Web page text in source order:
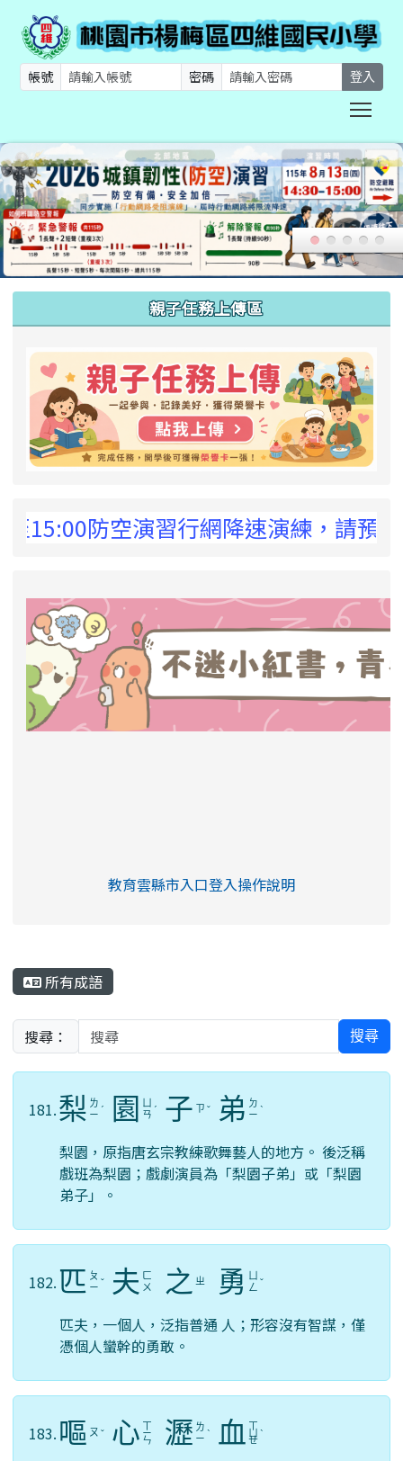
帳號 密碼 登入
親子任務上傳區
空演習行網降速演練，請預為因應，
link to https://eliteracy.edu.tw/Shorts/
教育雲縣市入口登入操作說明
所有成語
搜尋： 搜尋
181.梨 ㄌ
ㄧ ˊ 園
ㄢ ˊ 子 ㄗ ˇ 弟 ㄉ
ㄧ ˋ
梨園，原指唐玄宗教練歌舞藝人的地方。 後泛稱
戲班為梨園；戲劇演員為「梨園子弟」或「梨園
弟子」。
182. 匹 ㄆ
ㄧ ˇ 夫 ㄈ
ㄨ
之 ㄓ 勇 ㄥ ˇ
匹夫，一個人，泛指普通 人；形容沒有智謀，僅
憑個人蠻幹的勇敢。
183. 嘔 ㄡ ˇ 心 ㄒ
ㄧ
ㄣ 瀝 ㄌ
ㄧ ˋ 血 ㄒ
ㄩ
ㄝ
ˋ